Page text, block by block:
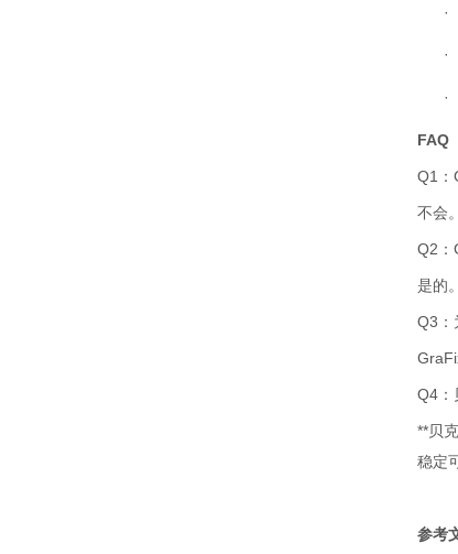
·
·
·
FAQ
Q1 ：
不会。
Q2 ：
是的。
Q3
Q4
**贝
稳定
参考